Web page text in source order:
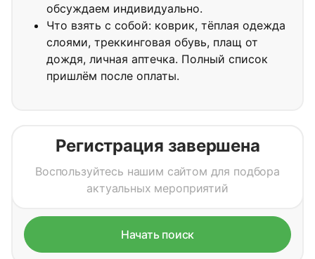
обсуждаем индивидуально.
Что взять с собой: коврик, тёплая одежда
слоями, треккинговая обувь, плащ от
дождя, личная аптечка. Полный список
пришлём после оплаты.
Регистрация завершена
Воспользуйтесь нашим сайтом для подбора
актуальных мероприятий
Начать поиск